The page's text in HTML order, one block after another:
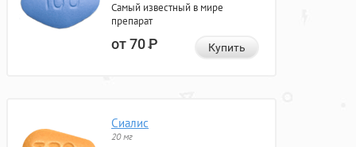
Самый известный в мире
препарат
от 70Р Купить
Сиалис
20 мг